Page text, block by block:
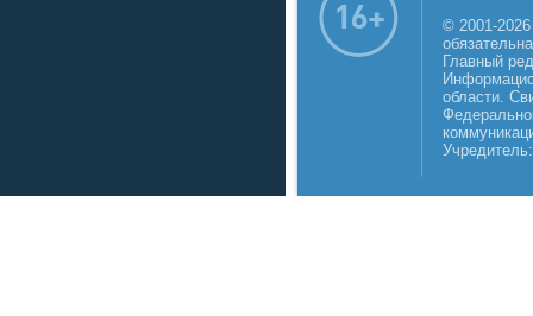
© 2001-
Главный
области.